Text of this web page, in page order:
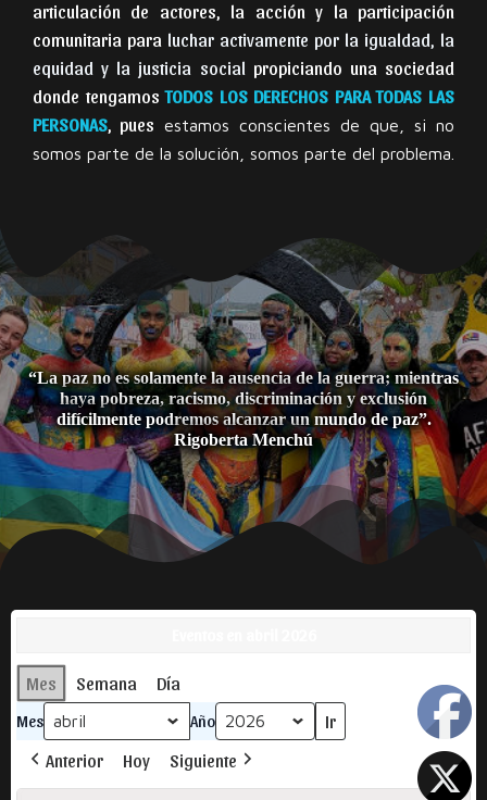
articulación de actores, la acción y la participación
comunitaria para luchar activamente por la igualdad, la
equidad y la justicia social propiciando una sociedad
donde tengamosTODOS LOS DERECHOS PARA TODAS LAS
PERSONAS, pues estamos conscientes de que, si no
somos parte de la solución, somos parte del problema.
“La paz no es solamente la ausencia de la guerra; mientras
haya pobreza, racismo, discriminación y exclusión
difícilmente podremos alcanzar un mundo de paz”.
Rigoberta Menchú
Mes Semana Día
Mes Año
Anterior Hoy Siguiente